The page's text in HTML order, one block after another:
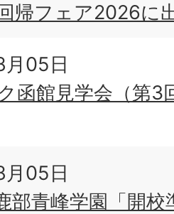
帰フェア2026に
05日
函館見学会（第3
05日
部青峰学園「開